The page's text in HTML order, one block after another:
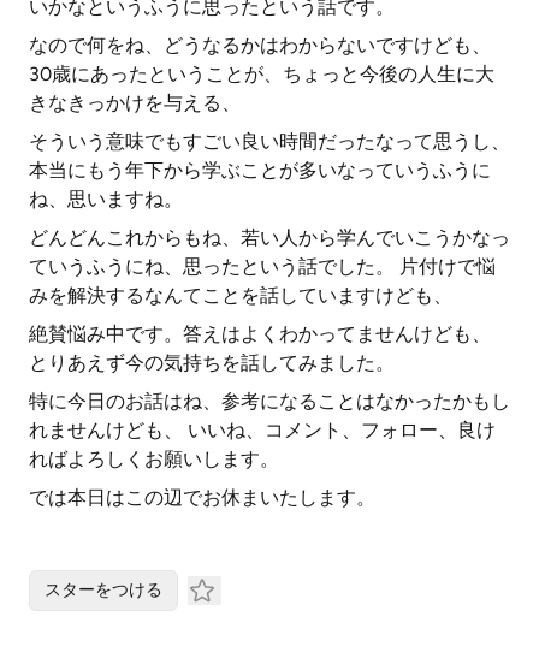
いかなというふうに思ったという話です。
なので何をね、どうなるかはわからないですけども、
30歳にあったということが、ちょっと今後の人生に大
きなきっかけを与える、
そういう意味でもすごい良い時間だったなって思うし、
本当にもう年下から学ぶことが多いなっていうふうに
ね、思いますね。
どんどんこれからもね、若い人から学んでいこうかなっ
ていうふうにね、思ったという話でした。 片付けで悩
みを解決するなんてことを話していますけども、
絶賛悩み中です。答えはよくわかってませんけども、
とりあえず今の気持ちを話してみました。
特に今日のお話はね、参考になることはなかったかもし
れませんけども、 いいね、コメント、フォロー、良け
ればよろしくお願いします。
では本日はこの辺でお休まいたします。
スターをつける